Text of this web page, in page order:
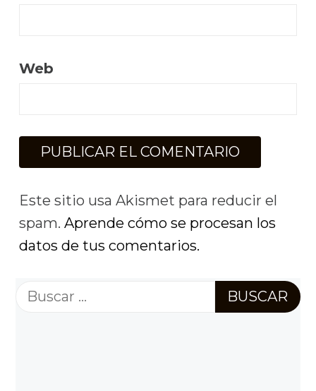
Web
Este sitio usa Akismet para reducir el
spam. Aprende cómo se procesan los
datos de tus comentarios.
Buscar: